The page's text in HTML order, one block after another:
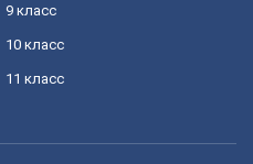
9 класс
10 класс
11 класс